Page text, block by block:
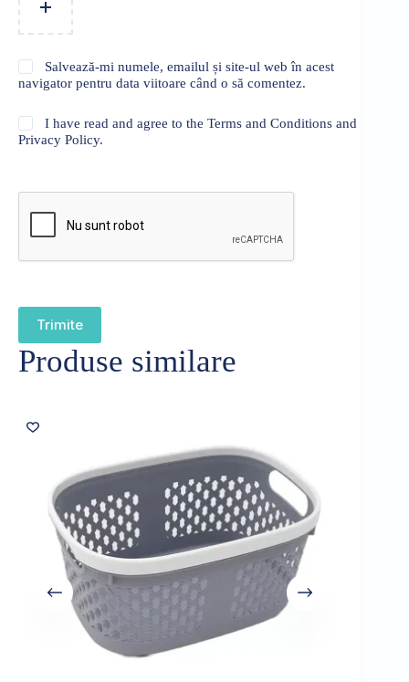
Salvează-mi numele, emailul și site-ul web în acest
navigator pentru data viitoare când o să comentez.
I have read and agree to the Terms and Conditions and
Privacy Policy.
Trimite
Produse similare